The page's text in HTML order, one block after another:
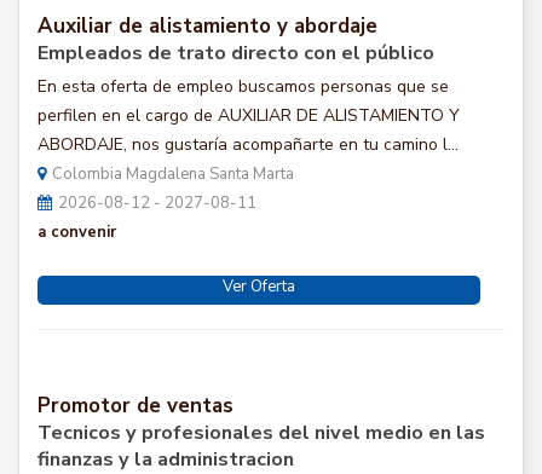
Auxiliar de alistamiento y abordaje
Empleados de trato directo con el público
En esta oferta de empleo buscamos personas que se
perfilen en el cargo de AUXILIAR DE ALISTAMIENTO Y
ABORDAJE, nos gustaría acompañarte en tu camino l...
Colombia Magdalena Santa Marta
2026-08-12 - 2027-08-11
a convenir
Ver Oferta
Promotor de ventas
Tecnicos y profesionales del nivel medio en las
finanzas y la administracion